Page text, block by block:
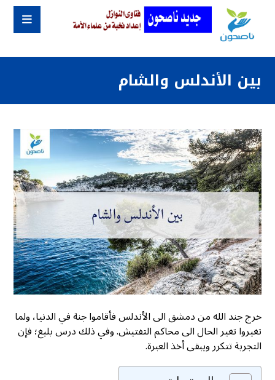
بين الأندلس والشام
خرج جند الله من دمشق الى الأندلس فأقاموا جنة في الدنيا، ولما
تغيروا تغير الحال الى محاكم التفتيش. وفي ذلك درس بليغ؛ فإن
التجربة تتكرر ويبقى أخذ العبرة.